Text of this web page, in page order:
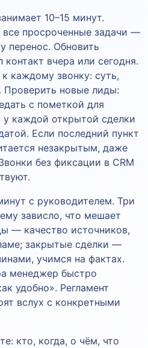
10–15 минут.
просроченные задачи —
перенос. Обновить
контакт вчера или сегодня.
каждому звонку: суть,
Проверить новые лиды:
с пометкой для
у каждой открытой сделки
Если последний пункт
незакрытым, даже
без фиксации в CRM
с руководителем. Три
зависло, что мешает
— качество источников,
закрытые сделки —
учимся на фактах.
менеджер быстро
удобно». Регламент
вслух с конкретными
кто, когда, о чём, что